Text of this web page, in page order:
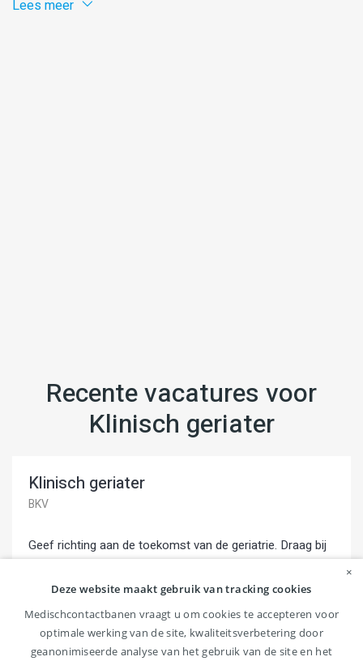
Recente vacatures voor
Klinisch geriater
Klinisch geriater
BKV
Geef richting aan de toekomst van de geriatrie. Draag bij
ontdek de mogelijkheid tot toetred...
Terneuzen
24-32 uur , > 40 uur
Artsen overig , Klinisch geriater
Deze website maakt gebruik van tracking cookies
Medischcontactbanen vraagt u om cookies te accepteren voor
optimale werking van de site, kwaliteitsverbetering door
geanonimiseerde analyse van het gebruik van de site en het
×